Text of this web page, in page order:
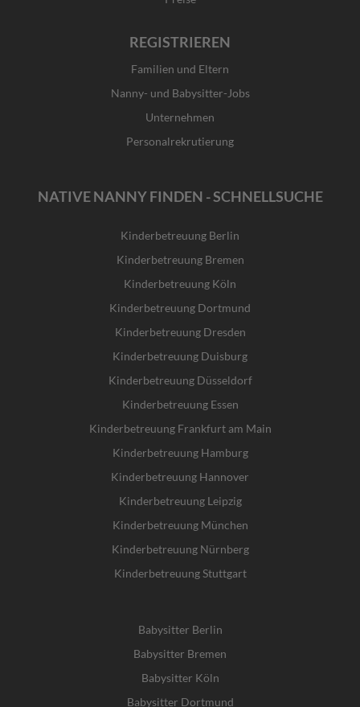
REGISTRIEREN
Familien und Eltern
Nanny- und Babysitter-Jobs
Unternehmen
Personalrekrutierung
NATIVE NANNY FINDEN - SCHNELLSUCHE
Kinderbetreuung Berlin
Kinderbetreuung Bremen
Kinderbetreuung Köln
Kinderbetreuung Dortmund
Kinderbetreuung Dresden
Kinderbetreuung Duisburg
Kinderbetreuung Düsseldorf
Kinderbetreuung Essen
Kinderbetreuung Frankfurt am Main
Kinderbetreuung Hamburg
Kinderbetreuung Hannover
Kinderbetreuung Leipzig
Kinderbetreuung München
Kinderbetreuung Nürnberg
Kinderbetreuung Stuttgart
Babysitter Berlin
Babysitter Bremen
Babysitter Köln
Babysitter Dortmund